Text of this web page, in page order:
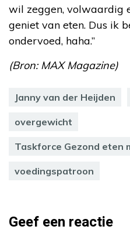
wil zeggen, volwaardig
geniet van eten. Dus ik
ondervoed, haha.”
(Bron: MAX Magazine)
Janny van der Heijden
overgewicht
Taskforce Gezond eten
voedingspatroon
Geef een reactie